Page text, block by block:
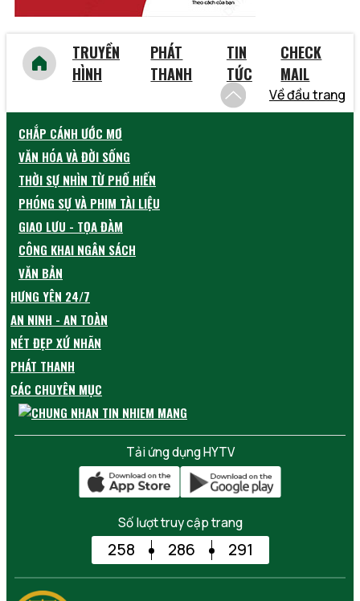
TRUYỀN
HÌNH
PHÁT
THANH
TIN
TỨC
CHECK
MAIL
Về đầu trang
CHẮP CÁNH ƯỚC MƠ
VĂN HÓA VÀ ĐỜI SỐNG
THỜI SỰ NHÌN TỪ PHỐ HIẾN
PHÓNG SỰ VÀ PHIM TÀI LIỆU
GIAO LƯU - TỌA ĐÀM
CÔNG KHAI NGÂN SÁCH
VĂN BẢN
HƯNG YÊN 24/7
AN NINH - AN TOÀN
NÉT ĐẸP XỨ NHÃN
PHÁT THANH
CÁC CHUYÊN MỤC
Tải ứng dụng HYTV
Số lượt truy cập trang
258 286 291